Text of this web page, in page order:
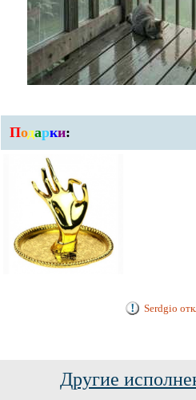
Подарки:
Serdgio
Другие